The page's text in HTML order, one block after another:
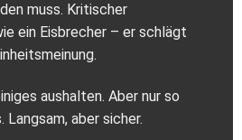
muss. Kritischer
ein Eisbrecher – er schlägt
aushalten. Aber nur so
Langsam, aber sicher.